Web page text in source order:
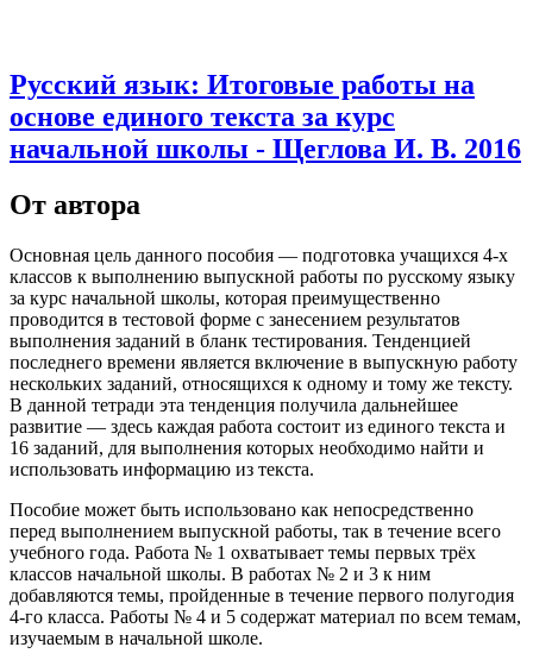
Русский язык: Итоговые работы на
основе единого текста за курс
начальной школы - Щеглова И. В. 2016
От автора
Основная цель данного пособия — подготовка учащихся 4-х
классов к выполнению выпускной работы по русскому языку
за курс началь­ной школы, которая преимущественно
проводится в тестовой форме с занесением результатов
выполнения заданий в бланк тестирования. Тенденцией
последнего времени является включение в выпускную рабо­ту
нескольких заданий, относящихся к одному и тому же тексту.
В данной тетради эта тенденция получила дальнейшее
развитие — здесь каждая работа состоит из единого текста и
16 заданий, для выполне­ния которых необходимо найти и
использовать информацию из текста.
Пособие может быть использовано как непосредственно
перед вы­полнением выпускной работы, так в течение всего
учебного года. Ра­бота № 1 охватывает темы первых трёх
классов начальной школы. В работах № 2 и 3 к ним
добавляются темы, пройденные в течение первого полугодия
4-го класса. Работы № 4 и 5 содержат материал по всем темам,
изучаемым в начальной школе.